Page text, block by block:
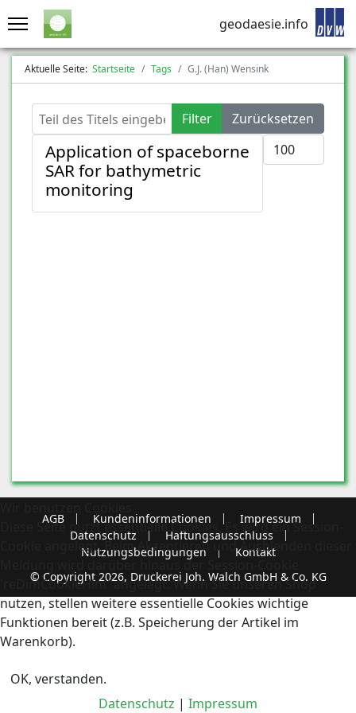
geodaesie.info
Aktuelle Seite: Startseite Tags G.J. (Han) Wensink
Teil des Titels eingeben Filter
Zurücksetzen
Anzeige #
Application of spaceborne
SAR for bathymetric
monitoring
AGB Kundeninformationen
Impressum
Datenschutz
Haftungsausschluss
Nutzungsbedingungen
Kontakt
© Copyright 2026, Druckerei Joh. Walch GmbH & Co. KG
Diese Seite nutzt essentielle Cookies. Es wird ein Session-
Cookie angelegt. Beim Akzeptieren und Ausblenden dieser
Meldung wird darüber hinaus der Session-Cookie
'reDimCookieHint' angelegt. Wenn Sie unseren Shop
nutzen, stellen weitere essentielle Cookies wichtige
Funktionen bereit (z.B. Speicherung der Artikel im
Warenkorb).
OK, verstanden.
Datenschutz | Impressum